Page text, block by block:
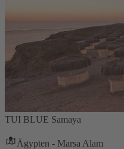
TUI BLUE Samaya
Ägypten - Marsa Alam